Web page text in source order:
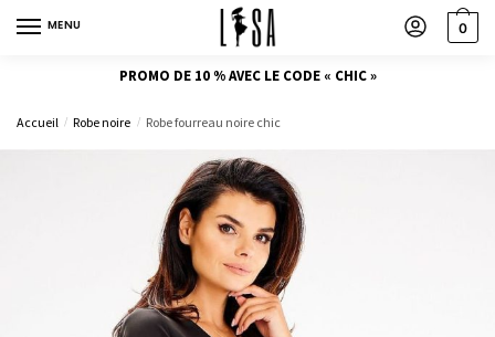
MENU 0
PROMO DE 10 % AVEC LE CODE « CHIC »
Accueil / Robe noire / Robe fourreau noire chic